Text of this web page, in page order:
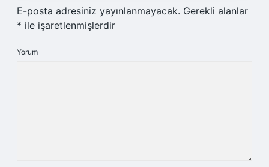
E-posta adresiniz yayınlanmayacak. Gerekli alanlar
* ile işaretlenmişlerdir
Yorum